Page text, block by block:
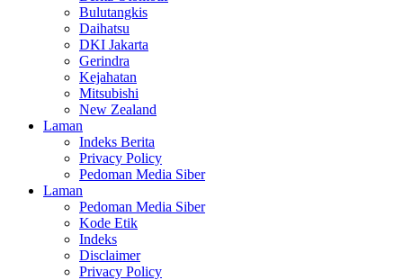
Bulutangkis
Daihatsu
DKI Jakarta
Gerindra
Kejahatan
Mitsubishi
New Zealand
Laman
Indeks Berita
Privacy Policy
Pedoman Media Siber
Laman
Pedoman Media Siber
Kode Etik
Indeks
Disclaimer
Privacy Policy